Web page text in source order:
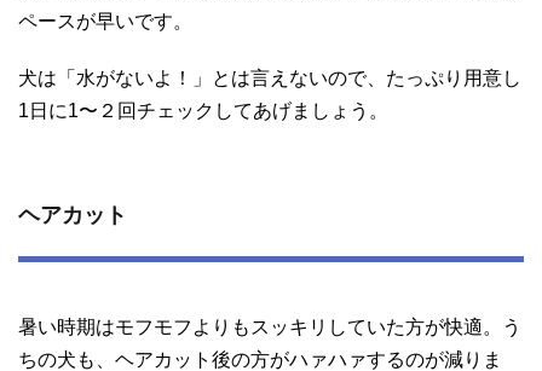
ペースが早いです。
犬は「水がないよ！」とは言えないので、たっぷり用意し
1日に1〜２回チェックしてあげましょう。
ヘアカット
暑い時期はモフモフよりもスッキリしていた方が快適。う
ちの犬も、ヘアカット後の方がハァハァするのが減りま